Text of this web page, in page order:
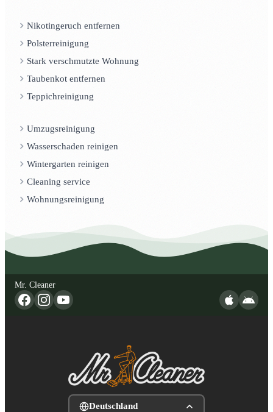
Nikotingeruch entfernen
Polsterreinigung
Stark verschmutzte Wohnung
Taubenkot entfernen
Teppichreinigung
Umzugsreinigung
Wasserschaden reinigen
Wintergarten reinigen
Cleaning service
Wohnungsreinigung
Mr. Cleaner
Deutschland